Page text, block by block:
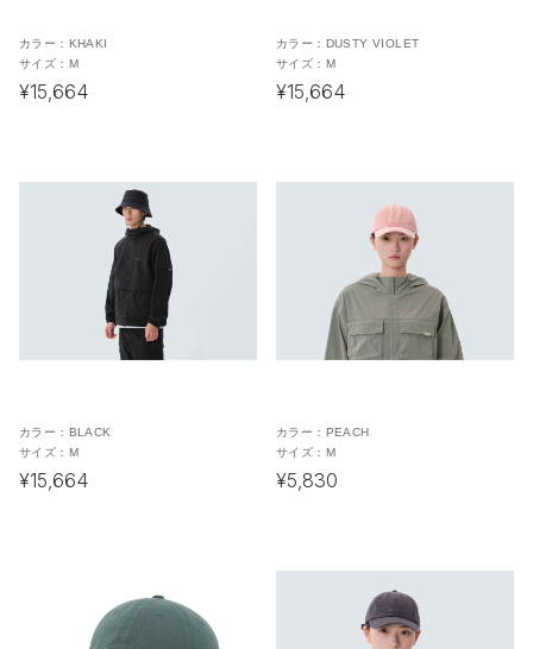
カラー： KHAKI
サイズ： M
¥15,664
カラー： DUSTY VIOLET
サイズ： M
¥15,664
カラー： BLACK
サイズ： M
¥15,664
カラー： PEACH
サイズ： M
¥5,830